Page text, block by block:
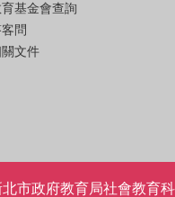
基金會查詢
問
文件
北市政府教育局社會教育